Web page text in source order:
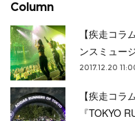
Column
【疾走コラ
ンスミュー
2017.12.20
【疾走コラ
『TOKYO